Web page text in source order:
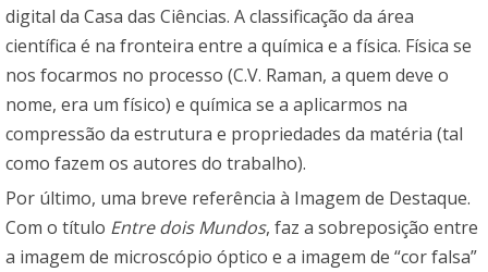
digital da Casa das Ciências. A classificação da área
científica é na fronteira entre a química e a física. Física se
nos focarmos no processo (C.V. Raman, a quem deve o
nome, era um físico) e química se a aplicarmos na
compressão da estrutura e propriedades da matéria (tal
como fazem os autores do trabalho).
Por último, uma breve referência à Imagem de Destaque.
Com o título Entre dois Mundos, faz a sobreposição entre
a imagem de microscópio óptico e a imagem de “cor falsa”